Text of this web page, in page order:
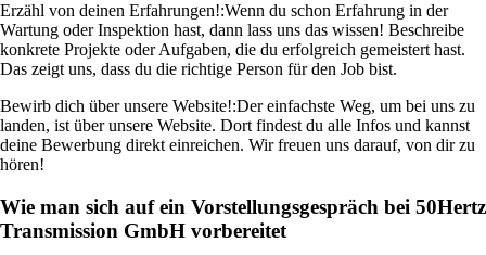
Erzähl von deinen Erfahrungen!:Wenn du schon Erfahrung in der
Wartung oder Inspektion hast, dann lass uns das wissen! Beschreibe
konkrete Projekte oder Aufgaben, die du erfolgreich gemeistert hast.
Das zeigt uns, dass du die richtige Person für den Job bist.
Bewirb dich über unsere Website!:Der einfachste Weg, um bei uns zu
landen, ist über unsere Website. Dort findest du alle Infos und kannst
deine Bewerbung direkt einreichen. Wir freuen uns darauf, von dir zu
hören!
Wie man sich auf ein Vorstellungsgespräch bei 50Hertz
Transmission GmbH vorbereitet